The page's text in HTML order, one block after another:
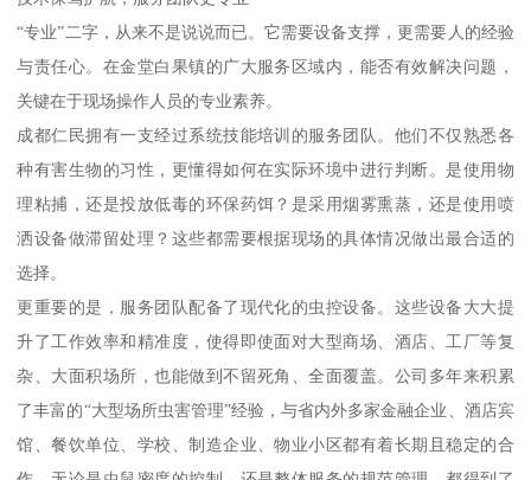
“专业”二字，从来不是说说而已。它需要设备支撑，更需要人的经验
与责任心。在金堂白果镇的广大服务区域内，能否有效解决问题，
关键在于现场操作人员的专业素养。
成都仁民拥有一支经过系统技能培训的服务团队。他们不仅熟悉各
种有害生物的习性，更懂得如何在实际环境中进行判断。是使用物
理粘捕，还是投放低毒的环保药饵？是采用烟雾熏蒸，还是使用喷
洒设备做滞留处理？这些都需要根据现场的具体情况做出最合适的
选择。
更重要的是，服务团队配备了现代化的虫控设备。这些设备大大提
升了工作效率和精准度，使得即使面对大型商场、酒店、工厂等复
杂、大面积场所，也能做到不留死角、全面覆盖。公司多年来积累
了丰富的“大型场所虫害管理”经验，与省内外多家金融企业、酒店宾
馆、餐饮单位、学校、制造企业、物业小区都有着长期且稳定的合